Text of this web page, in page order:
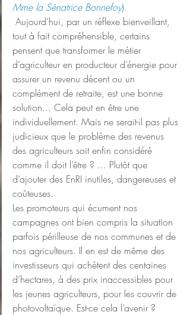
Mme la Sénatrice Bonnefoy).
Aujourd’hui, par un réflexe bienveillant,
tout à fait compréhensible, certains
pensent que transformer le métier
d’agriculteur en producteur d’énergie pour
assurer un revenu décent ou un
complément de retraite, est une bonne
solution... Cela peut en être une
individuellement. Mais ne serait-il pas plus
judicieux que le problème des revenus
des agriculteurs soit enfin considéré
comme il doit l’être ? ... Plutôt que
d’ajouter des EnRI inutiles, dangereuses et
coûteuses.
Les promoteurs qui écument nos
campagnes ont bien compris la situation
parfois périlleuse de nos communes et de
nos agriculteurs. Il en est de même des
investisseurs qui achètent des centaines
d’hectares, à des prix inaccessibles pour
les jeunes agriculteurs, pour les couvrir de
photovoltaïque. Est-ce cela l’avenir ?